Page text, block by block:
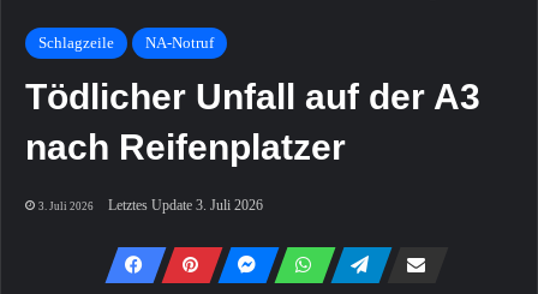
Schlagzeile NA-Notruf
Tödlicher Unfall auf der A3
nach Reifenplatzer
3. Juli 2026 Letztes Update 3. Juli 2026